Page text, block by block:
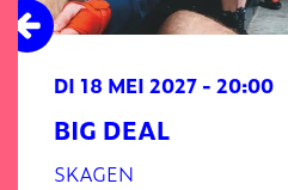
BIG DEAL
SKAGEN
DI 18 MEI 2027 - 20:00